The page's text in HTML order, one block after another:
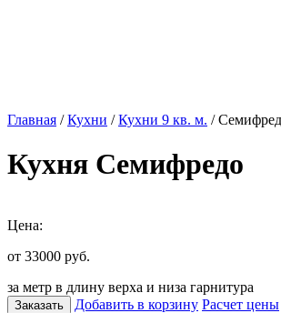
Главная /Кухни /Кухни 9 кв. м. /
Кухня Семифредо
Цена:
от 33000 руб.
за метр в длину верха и низа гарнитура
Заказать Добавить в корзину Расчет цены